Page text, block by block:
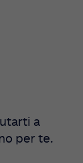
a
per te.